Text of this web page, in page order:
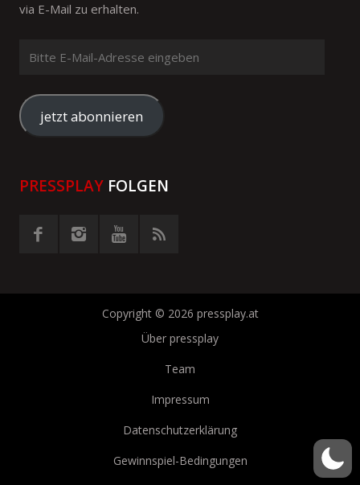
via E-Mail zu erhalten.
Mail-
Adresse
eingeben
jetzt abonnieren
PRESSPLAY FOLGEN
Copyright © 2026 pressplay.at
Über pressplay
Team
Impressum
Datenschutzerklärung
Gewinnspiel-Bedingungen